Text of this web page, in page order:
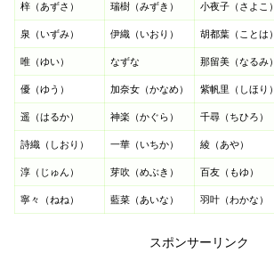
梓（あずさ） 瑞樹（みずき） 小夜子（さよこ）
泉（いずみ） 伊織（いおり） 胡都葉（ことは）
唯（ゆい） なずな 那留美（なるみ）
優（ゆう） 加奈女（かなめ） 紫帆里（しほり）
遥（はるか） 神楽（かぐら） 千尋（ちひろ）
詩織（しおり） 一華（いちか） 綾（あや）
淳（じゅん） 芽吹（めぶき） 百友（もゆ）
寧々（ねね） 藍菜（あいな） 羽叶（わかな）
スポンサーリンク